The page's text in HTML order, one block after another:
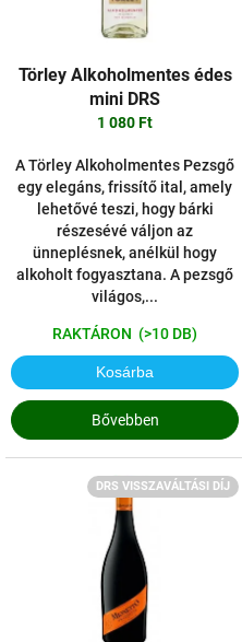
á
Törley Alkoholmentes édes
mini DRS
1 080 Ft
A Törley Alkoholmentes Pezsgő
egy elegáns, frissítő ital, amely
lehetővé teszi, hogy bárki
részesévé váljon az
ünneplésnek, anélkül hogy
alkoholt fogyasztana. A pezsgő
világos,...
RAKTÁRON (>10 DB)
Kosárba
Bővebben
DRS VISSZAVÁLTÁSI DÍJ